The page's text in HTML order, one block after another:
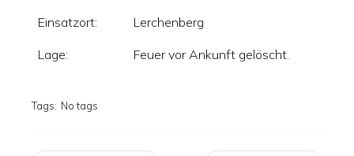
Einsatzort: Lerchenberg
Lage: Feuer vor Ankunft gelöscht.
Tags: No tags